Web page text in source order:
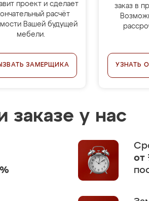
проект и сделает
расчёт
Вашей будущей
мебели.
ЗАМЕРЩИКА
заказ в
УЗНАТЬ
заказе у нас
от